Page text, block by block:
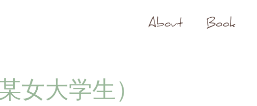
About Book
女大学生）